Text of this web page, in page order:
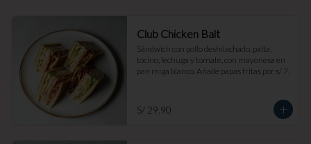
Club Chicken Balt
Sándwich con pollo deshilachado, palta,
tocino, lechuga y tomate, con mayonesa en
pan miga blanco. Añade papas fritas por s/ 7.
S/ 29.90